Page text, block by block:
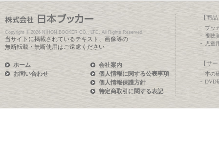
Copyright © 2026 NIHON BOOKER CO., LTD. All Rights Reserved.
当サイトに掲載されているテキスト、画像等の
無断転載・無断使用はご遠慮ください
ホーム
お問い合わせ
会社案内
個人情報に関する公表事項
個人情報保護方針
特定商取引に関する表記
【商
ブッ
視聴
児童
【サ
本の
DVD